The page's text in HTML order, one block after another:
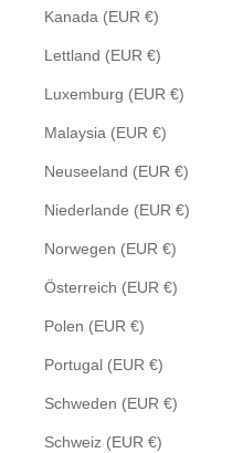
Kanada (EUR €)
Lettland (EUR €)
Luxemburg (EUR €)
Malaysia (EUR €)
Neuseeland (EUR €)
Niederlande (EUR €)
Norwegen (EUR €)
Österreich (EUR €)
Polen (EUR €)
Portugal (EUR €)
Schweden (EUR €)
Schweiz (EUR €)